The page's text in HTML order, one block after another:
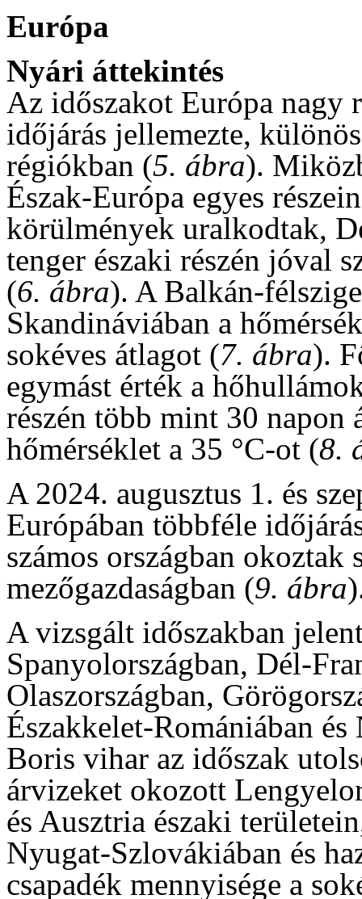
Európa
Nyári áttekintés
Az időszakot Európa nagy
időjárás jellemezte,
régiókban (5. ábra).
Észak-Európa egyes
körülmények uralkodtak,
tenger északi részén jóval
(6. ábra). A Balkán-
Skandináviában a
sokéves átlagot (7. ábra).
egymást érték a
részén több mint 30 napon
hőmérséklet a 35 °C-ot (8.
A 2024. augusztus 1. és
Európában többféle
számos országban okoztak
mezőgazdaságban (9. ábra
A vizsgált időszakban
Spanyolországban, Dél-
Olaszországban,
Északkelet-Romániában
Boris vihar az időszak
árvizeket okozott
és Ausztria északi
Nyugat-Szlovákiában és
csapadék mennyisége a